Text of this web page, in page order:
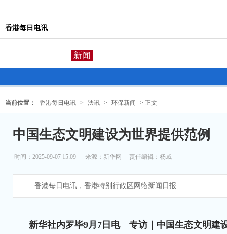
香港每日电讯
新闻
当前位置： 香港每日电讯 > 法讯 > 环保新闻 > 正文
中国生态文明建设为世界提供范例
时间：2025-09-07 15:09 来源： 新华网 责任编辑：杨威
香港每日电讯，香港特别行政区网络新闻日报
新华社内罗毕9月7日电 专访｜中国生态文明